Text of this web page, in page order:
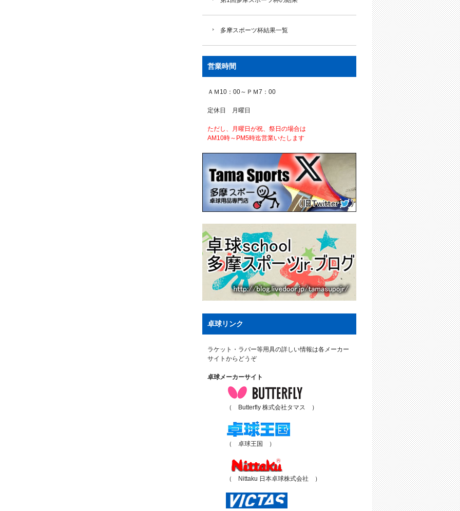
多摩スポーツ杯結果一覧
営業時間
ＡＭ10：00～ＰＭ7：00
定休日 月曜日
ただし、月曜日が祝、祭日の場合は
AM10時～PM5時迄営業いたします
卓球リンク
ラケット・ラバー等用具の詳しい情報は各メーカー
サイトからどうぞ
卓球メーカーサイト
（ Butterfly 株式会社タマス ）
（ 卓球王国 ）
（ Nittaku 日本卓球株式会社 ）